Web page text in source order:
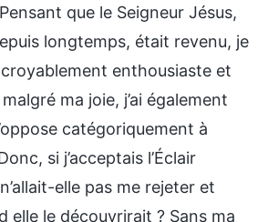
que le Seigneur Jésus,
longtemps, était revenu, je
enthousiaste et
ma joie, j’ai également
catégoriquement à
si j’acceptais l’Éclair
elle pas me rejeter et
elle le découvrirait ? Sans ma